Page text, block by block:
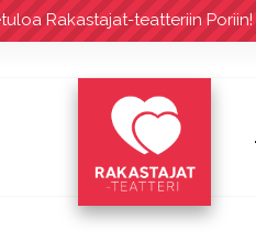
Rakastajat-teatteriin